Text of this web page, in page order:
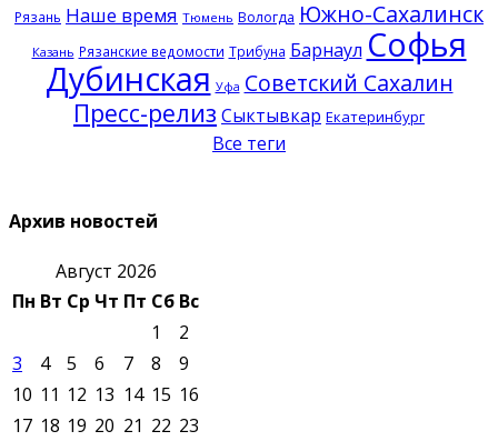
Рязань Наше время Тюмень Вологда Южно-Сахалинск
Казань Рязанские ведомости Трибуна Барнаул Софья
Дубинская Уфа Советский Сахалин
Пресс-релиз Сыктывкар Екатеринбург
Все теги
Архив новостей
Август 2026
Пн Вт Ср Чт Пт Сб Вс
1
2
3
4 5 6 7 8
9
10 11 12 13 14 15 16
17 18 19 20 21 22 23